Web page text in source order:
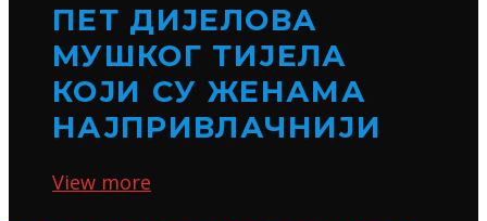
ПЕТ ДИЈЕЛОВА
МУШКОГ ТИЈЕЛА
КОЈИ СУ ЖЕНАМА
НАЈПРИВЛАЧНИЈИ
View more